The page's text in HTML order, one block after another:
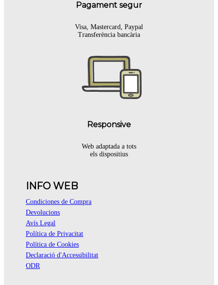
Pagament segur
Visa, Mastercard, Paypal
Transferència bancària
Responsive
Web adaptada a tots
els dispositius
INFO WEB
Condiciones de Compra
Devolucions
Avís Legal
Política de Privacitat
Política de Cookies
Declaració d'Accessibilitat
ODR